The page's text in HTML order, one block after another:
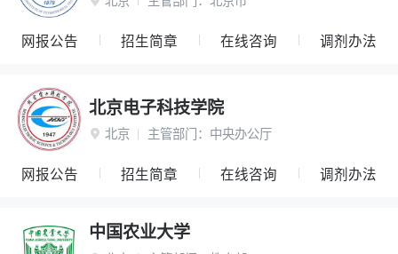
网报公告 招生简章 在线咨询 调剂办法
北京电子科技学院
 北京 主管部门： 中央办公厅
网报公告 招生简章 在线咨询 调剂办法
中国农业大学